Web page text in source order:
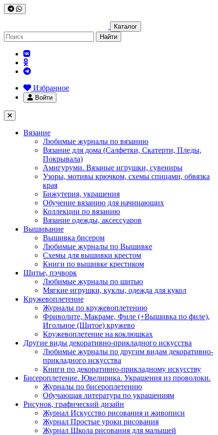
Каталог
Найти
Избранное
Войти
Вязание
Любимые журналы по вязанию
Вязание для дома (Салфетки, Скатерти, Пледы,
Покрывала)
Амигуруми. Вязаные игрушки, сувениры
Узоры, мотивы крючком, схемы спицами, обвязка
края
Бижутерия, украшения
Обучение вязанию для начинающих
Коллекции по вязанию
Вязание одежды, аксессуаров
Вышивание
Вышивка бисером
Любимые журналы по Вышивке
Схемы для вышивки крестом
Книги по вышивке крестиком
Шитье, пэчворк
Любимые журналы по шитью
Мягкие игрушки, куклы, одежда для кукол
Кружевоплетение
Журналы по кружевоплетению
Фриволите, Макраме, Филе (+Вышивка по филе),
Игольное (Шитое) кружево
Кружевоплетение на коклюшках
Другие виды декоративно-прикладного искусства
Любимые журналы по другим видам декоративно-
прикладного искусства
Книги по декоративно-прикладному искусству
Бисероплетение. Ювелирика. Украшения из проволоки.
Журналы по бисероплетению
Обучающая литература по украшениям
Рисунок, графический дизайн
Журнал Искусство рисования и живописи
Журнал Простые уроки рисования
Журнал Школа рисования для малышей